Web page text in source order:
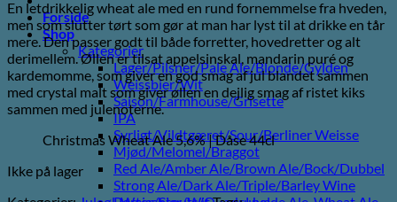
Forside
Shop
Kategorier
Lager/Pilsner/Pale Ale/Blonde/Gylden
Weissbier/Wit
Saison/Farmhouse/Grisette
IPA
Syrligt/Vildtgæret/Sour/Berliner Weisse
Mjød/Melomel/Braggot
Red Ale/Amber Ale/Brown Ale/Bock/Dubbel
Strong Ale/Dark Ale/Triple/Barley Wine
pris
var:
55,00 kr..
pris
er:
40,00 kr..
En letdrikkelig wheat ale med en rund fornemmelse fra hveden,
men som slutter tørt som gør at man har lyst til at drikke en tår
mere. Den passer godt til både forretter, hovedretter og alt
derimellem. Øllen er tilsat appelsinskal, mandarin puré og
kardemomme, som giver en god smag af jul blandet sammen
med crystal malt som giver øllen en dejlig smag af ristet kiks
sammen med julenoterne.
Christmas Wheat Ale 5,6% | Dåse 44cl
Ikke på lager